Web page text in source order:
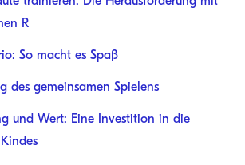
R
So macht es Spaß
des gemeinsamen Spielens
und Wert: Eine Investition in die